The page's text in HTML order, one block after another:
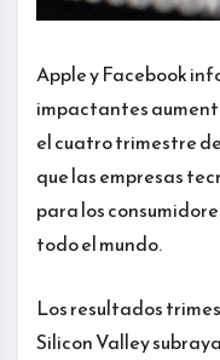
Apple y Facebook
impactantes
el cuatro trimestre
que las empresas
para los
todo el mundo.
Los resultados
Silicon Valley